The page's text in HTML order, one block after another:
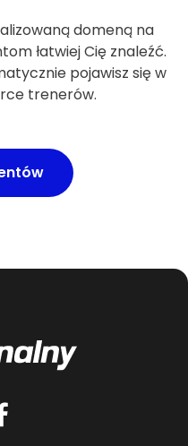
domeną na
łatwiej Cię znaleźć.
pojawisz się w
trenerów.